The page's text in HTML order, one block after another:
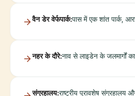
वैन डेर वेर्फपार्क:पास में एक शांत पार्क,
नहर के दौरे:नाव से लाइडेन के जलमार्गों
संग्रहालय:राष्ट्रीय पुरावशेष